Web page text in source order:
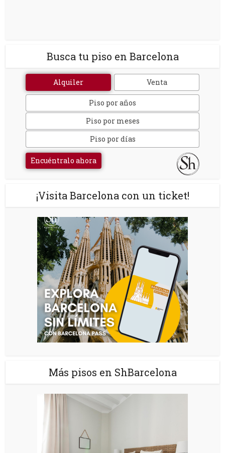
Busca tu piso en Barcelona
Alquiler Venta
Piso por años
Piso por meses
Piso por días
Encuéntralo ahora
¡Visita Barcelona con un ticket!
Más pisos en ShBarcelona